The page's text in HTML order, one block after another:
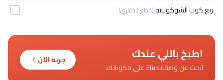
ربع كوبالشوكولاتة(قطع (اختياري)
اطبخ باللي عندك
ابحث عن وصفات بناءً على مكوناتك.
جربه الآن